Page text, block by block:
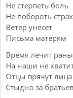
Не стерпеть боль
Не побороть страх
Ветер унесет
Письма матерям
Время лечит раны
На наши не
Отцы прячут лица
Стыдно за братьев